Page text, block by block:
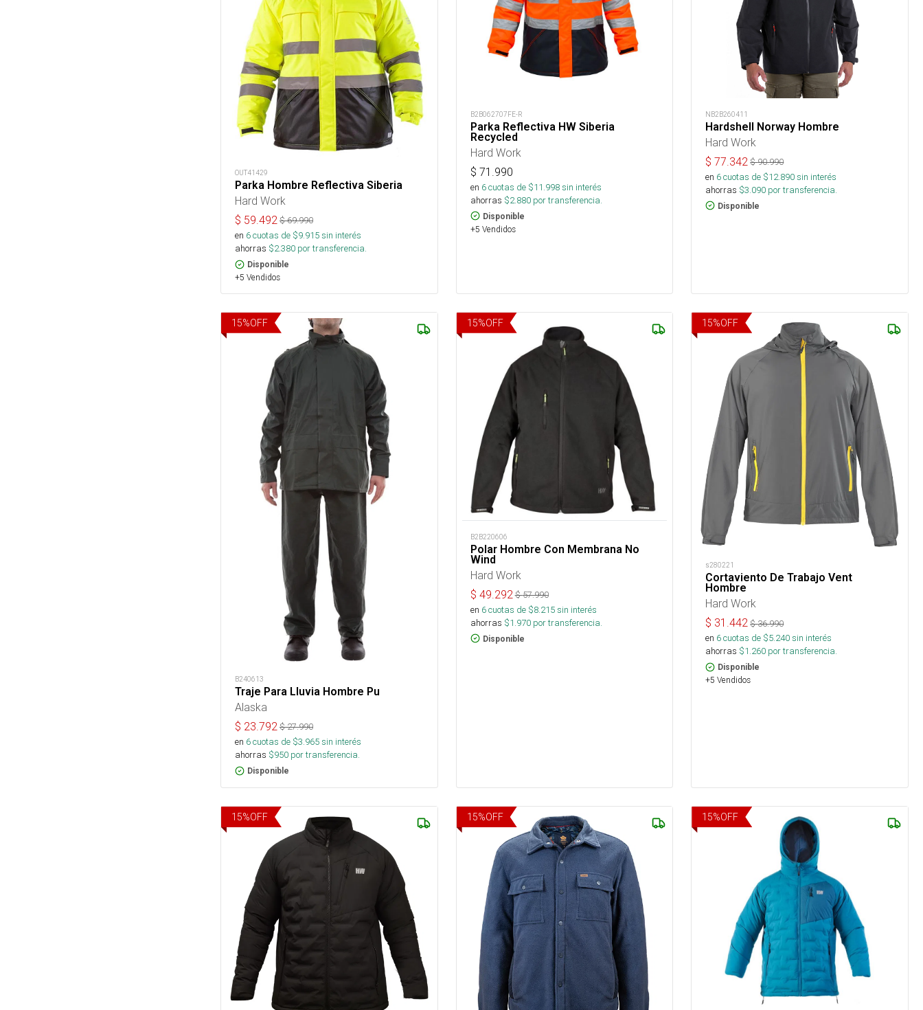
OUT41429
Parka Hombre Reflectiva Siberia
Hard Work
$ 59.492 $69.990
en 6cuotas de $9.915sin interés
ahorras $2.380 por transferencia.
Disponible
+5 Vendidos
B2B062707FE-R
Parka Reflectiva HW Siberia
Recycled
Hard Work
$ 71.990
en 6cuotas de $11.998sin interés
ahorras $2.880por transferencia.
Disponible
+5 Vendidos
NB2B260411
Hardshell Norway Hombre
Hard Work
$77.342 $90.990
en 6cuotas de $12.890sin interés
ahorras $3.090 por transferencia.
Disponible
15%OFF
B240613
Traje Para Lluvia Hombre Pu
Alaska
$ 23.792 $27.990
en 6cuotas de $3.965sin interés
ahorras $950 por transferencia.
Disponible
15%OFF
B2B220606
Polar Hombre Con Membrana No
Wind
Hard Work
$ 49.292 $57.990
en 6cuotas de $8.215sin interés
ahorras $1.970por transferencia.
Disponible
15%OFF
s280221
Cortaviento De Trabajo Vent
Hombre
Hard Work
$ 31.442 $36.990
en 6cuotas de $5.240sin interés
ahorras $1.260 por transferencia.
Disponible
+5 Vendidos
15%OFF 15%OFF 15%OFF